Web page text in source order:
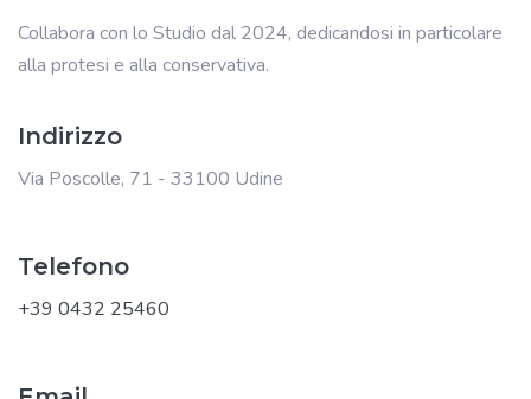
Collabora con lo Studio dal 2024, dedicandosi in particolare
alla protesi e alla conservativa.
Indirizzo
Via Poscolle, 71 - 33100 Udine
Telefono
+39 0432 25460